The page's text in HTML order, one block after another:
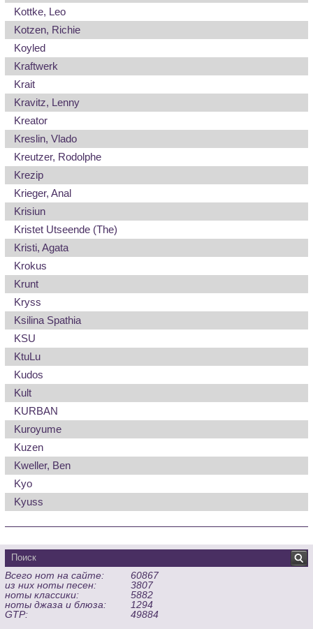
Kottke, Leo
Kotzen, Richie
Koyled
Kraftwerk
Krait
Kravitz, Lenny
Kreator
Kreslin, Vlado
Kreutzer, Rodolphe
Krezip
Krieger, Anal
Krisiun
Kristet Utseende (The)
Kristi, Agata
Krokus
Krunt
Kryss
Ksilina Spathia
KSU
KtuLu
Kudos
Kult
KURBAN
Kuroyume
Kuzen
Kweller, Ben
Kyo
Kyuss
Всего нот на сайте:
60867
из них ноты песен:
3807
ноты классики:
5882
ноты джаза и блюза:
1294
GTP:
49884